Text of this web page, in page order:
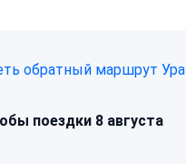
обратный маршрут
поездки 8 августа